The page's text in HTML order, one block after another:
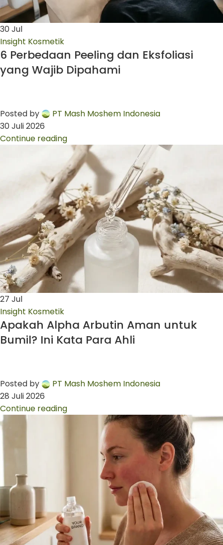
30Jul
Insight Kosmetik
6 Perbedaan Peeling dan Eksfoliasi
yang Wajib Dipahami
Posted by
PT Mash Moshem Indonesia
30 Juli 2026
Continue reading
27 Jul
Insight Kosmetik
Apakah Alpha Arbutin Aman untuk
Bumil? Ini Kata Para Ahli
Posted by
PT Mash Moshem Indonesia
28 Juli 2026
Continue reading